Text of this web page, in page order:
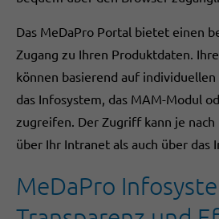
Das MeDaPro Portal bietet einen
Zugang zu Ihren Produktdaten.
können basierend auf
das Infosystem, das MAM-Modul
zugreifen. Der Zugriff kann je
über Ihr Intranet als auch über das
MeDaPro